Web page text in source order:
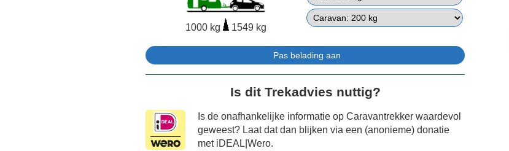
1000 kg 1549 kg
Is dit Trekadvies nuttig?
Is de onafhankelijke informatie op Caravantrekker waardevol
geweest? Laat dat dan blijken via een (anonieme) donatie
met iDEAL|Wero.